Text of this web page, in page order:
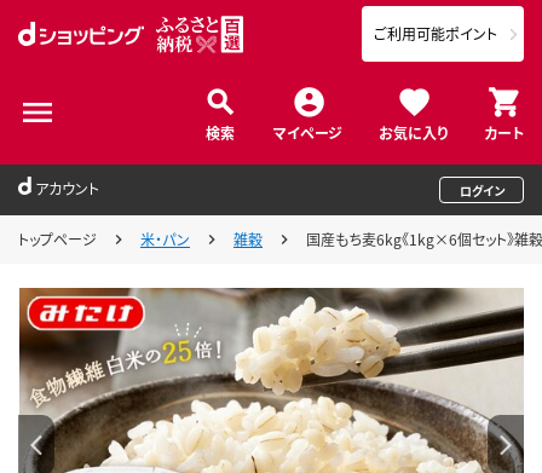
検索 マイページ お気に入り カート
ご利用可能ポイント
アカウント ログイン
トップページ 米・パン 雑穀 国産もち麦6kg《1kg×6個セット》雑